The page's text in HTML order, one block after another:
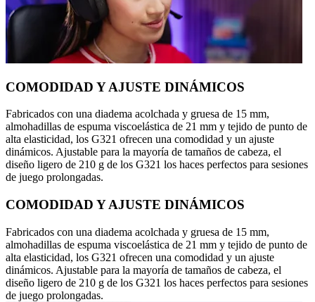
COMODIDAD Y AJUSTE DINÁMICOS
Fabricados con una diadema acolchada y gruesa de 15 mm,
almohadillas de espuma viscoelástica de 21 mm y tejido de punto de
alta elasticidad, los G321 ofrecen una comodidad y un ajuste
dinámicos. Ajustable para la mayoría de tamaños de cabeza, el
diseño ligero de 210 g de los G321 los haces perfectos para sesiones
de juego prolongadas.
COMODIDAD Y AJUSTE DINÁMICOS
Fabricados con una diadema acolchada y gruesa de 15 mm,
almohadillas de espuma viscoelástica de 21 mm y tejido de punto de
alta elasticidad, los G321 ofrecen una comodidad y un ajuste
dinámicos. Ajustable para la mayoría de tamaños de cabeza, el
diseño ligero de 210 g de los G321 los haces perfectos para sesiones
de juego prolongadas.